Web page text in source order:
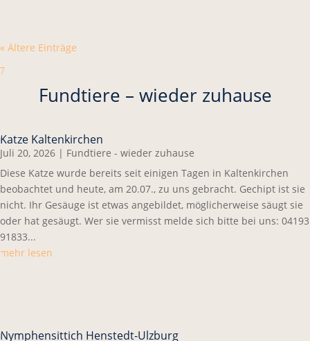
« Ältere Einträge
7
Fundtiere – wieder zuhause
Katze Kaltenkirchen
Juli 20, 2026 | Fundtiere - wieder zuhause
Diese Katze wurde bereits seit einigen Tagen in Kaltenkirchen
beobachtet und heute, am 20.07., zu uns gebracht. Gechipt ist sie
nicht. Ihr Gesäuge ist etwas angebildet, möglicherweise säugt sie
oder hat gesäugt. Wer sie vermisst melde sich bitte bei uns: 04193
91833...
mehr lesen
Nymphensittich Henstedt-Ulzburg